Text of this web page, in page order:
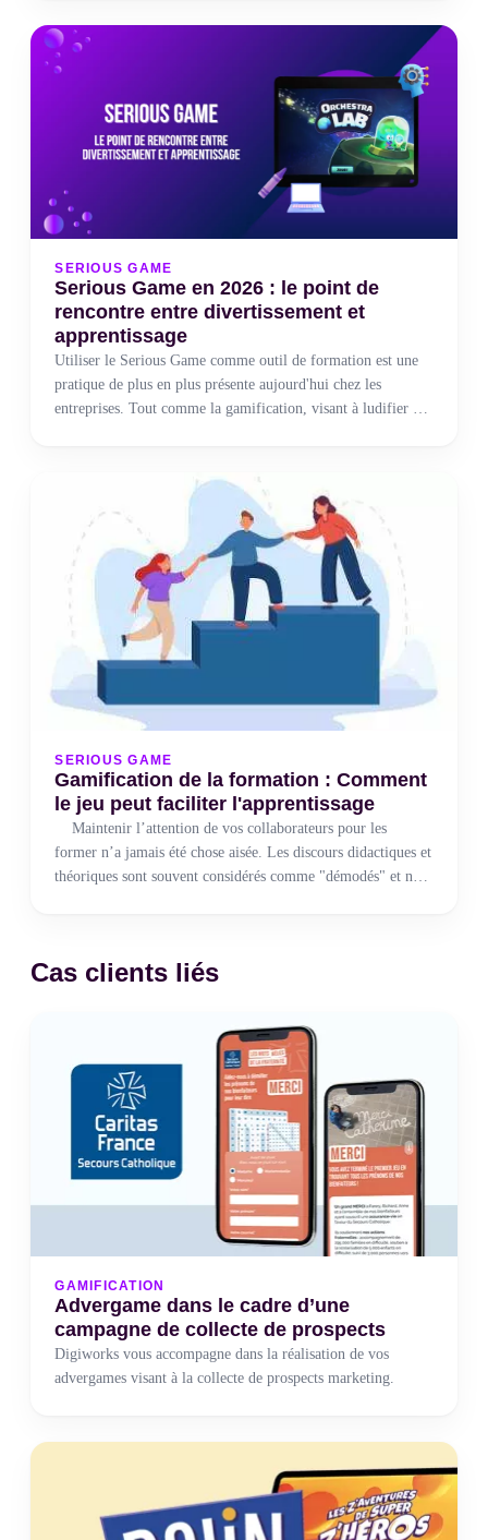
déjà été utilisée par de nombreuses entreprises dans le cadre
de la formation professionnelle, et cela, de plusieurs
manières. Parmi elles, nous en avons retenu quelques
exemples inspirants :
SERIOUS GAME
Serious Game en 2026 : le point de
rencontre entre divertissement et
apprentissage
‍Utiliser le Serious Game comme outil de formation est une
pratique de plus en plus présente aujourd'hui chez les
entreprises. Tout comme la gamification, visant à ludifier des
concentrer davantage sur le côté humain de leur gestion des
ressources humaines. Outils modernes et ludiques, héritiers
des jeux vidéos, les serious games s'adaptent pour offrir des
formations professionnelles et motivantes.
SERIOUS GAME
Gamification de la formation : Comment
le jeu peut faciliter l'apprentissage
Maintenir l’attention de vos collaborateurs pour les
former n’a jamais été chose aisée. Les discours didactiques et
théoriques sont souvent considérés comme "démodés" et ne
Cas clients liés
GAMIFICATION
Advergame dans le cadre d’une
campagne de collecte de prospects
Digiworks vous accompagne dans la réalisation de vos
advergames visant à la collecte de prospects marketing.